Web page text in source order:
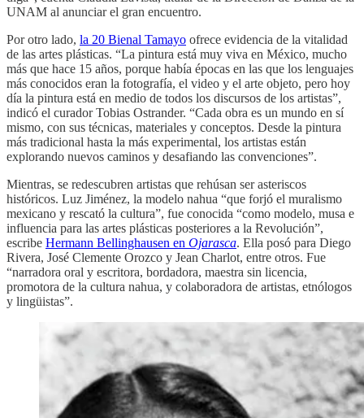
UNAM al anunciar el gran encuentro.
Por otro lado, la 20 Bienal Tamayo ofrece evidencia de la vitalidad
de las artes plásticas. “La pintura está muy viva en México, mucho
más que hace 15 años, porque había épocas en las que los lenguajes
más conocidos eran la fotografía, el video y el arte objeto, pero hoy
día la pintura está en medio de todos los discursos de los artistas”,
indicó el curador Tobias Ostrander. “Cada obra es un mundo en sí
mismo, con sus técnicas, materiales y conceptos. Desde la pintura
más tradicional hasta la más experimental, los artistas están
explorando nuevos caminos y desafiando las convenciones”.
Mientras, se redescubren artistas que rehúsan ser asteriscos
históricos. Luz Jiménez, la modelo nahua “que forjó el muralismo
mexicano y rescató la cultura”, fue conocida “como modelo, musa e
influencia para las artes plásticas posteriores a la Revolución”,
escribe Hermann Bellinghausen en Ojarasca. Ella posó para Diego
Rivera, José Clemente Orozco y Jean Charlot, entre otros. Fue
“narradora oral y escritora, bordadora, maestra sin licencia,
promotora de la cultura nahua, y colaboradora de artistas, etnólogos
y lingüistas”.